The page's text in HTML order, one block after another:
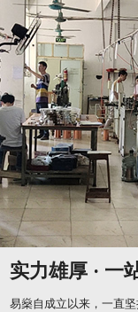
实力雄厚 · 一
易燊自成立以来，一直